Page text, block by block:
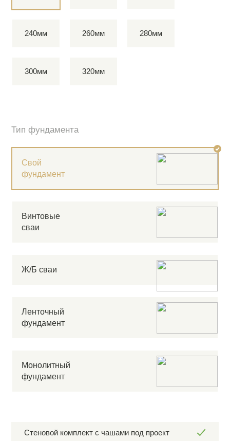
240мм 260мм 280мм
300мм 320мм
Тип фундамента
Свой
фундамент
Винтовые
сваи
Ж/Б сваи
Ленточный
фундамент
Монолитный
фундамент
Стеновой комплект с чашами под проект